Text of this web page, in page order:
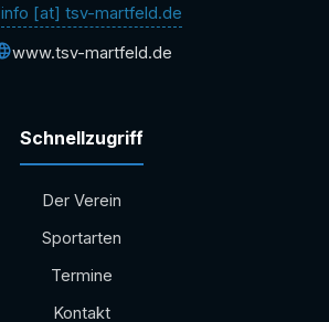
info [at] tsv-martfeld.de
www.tsv-martfeld.de
Schnellzugriff
Der Verein
Sportarten
Termine
Kontakt